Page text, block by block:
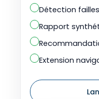
Détection
Rapport
Extension